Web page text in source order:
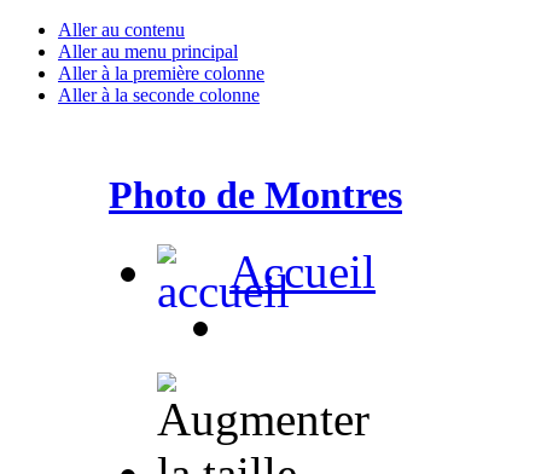
Aller au contenu
Aller au menu principal
Aller à la première colonne
Aller à la seconde colonne
Photo de Montres
Accueil